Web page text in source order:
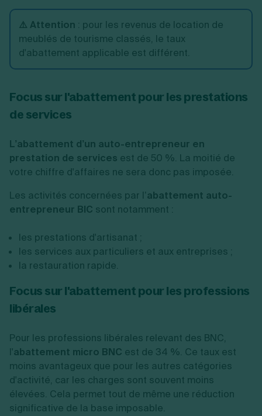
⚠️ Attention : pour les revenus de location de
meublés de tourisme classés, le taux
d'abattement applicable est différent.
Focus sur l'abattement pour les prestations
de services
L’abattement d’un auto-entrepreneur en
prestation de services est de 50 %. La moitié de
votre chiffre d'affaires ne sera donc pas imposée.
Les activités concernées par l’abattement auto-
entrepreneur BIC sont notamment :
les prestations d'artisanat ;
les services aux particuliers et aux entreprises ;
la restauration rapide.
Focus sur l'abattement pour les professions
libérales
Pour les professions libérales relevant des BNC,
l'abattement micro BNC est de 34 %. Ce taux est
moins avantageux que pour les autres catégories
d'activité, car les charges sont souvent moins
élevées. Cela permet tout de même une réduction
significative de la base imposable.